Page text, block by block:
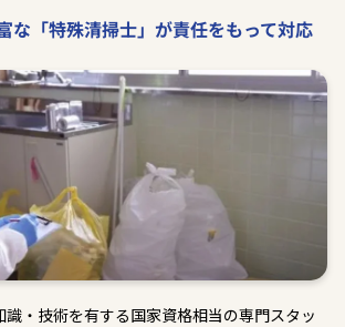
な「特殊清掃士」が責任をもって対応
・技術を有する国家資格相当の専門スタッ